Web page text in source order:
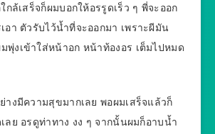
กล้เสร็จก็ผมบอกให้อรรูดเร็ว ๆ พี่จะออก
อา ตัวรับไว้น้ำที่จะออกมา เพราะผีมัน
พุ่งเข้าใส่หน้าอก หน้าท้องอร เต็มไปหมด
างมีความสุขมากเลย พอผมเสร็จแล้วก็
ลย อรดูท่าทาง งง ๆ จากนั้นผมก็อาบน้ำ